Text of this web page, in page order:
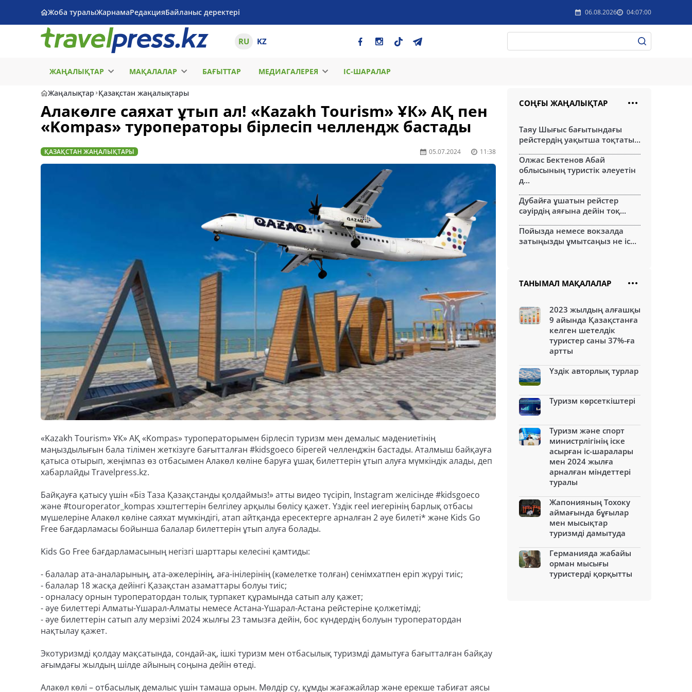
Жоба туралыЖарнамаРедакцияБайланыс деректері 06.08.2026 04:07:00
RU KZ
ЖАҢАЛЫҚТАР МАҚАЛАЛАР БАҒЫТТАР МЕДИАГАЛЕРЕЯ ІС-ШАРАЛАР
Жаңалықтар Қазақстан жаңалықтары
Алакөлге саяхат ұтып ал! «Kazakh Tourism» ҰК» АҚ пен
«Kompas» туроператоры бірлесіп челлендж бастады
ҚАЗАҚСТАН ЖАҢАЛЫҚТАРЫ 05.07.2024 11:38
«Kazakh Tourism» ҰК» АҚ «Kompas» туроператорымен бірлесіп туризм мен демалыс мәдениетінің
маңыздылығын бала тілімен жеткізуге бағытталған #kidsgoeco бірегей челленджін бастады. Аталмыш байқауға
қатыса отырып, жеңімпаз өз отбасымен Алакөл көліне баруға ұшақ билеттерін ұтып алуға мүмкіндік алады, деп
хабарлайды Travelpress.kz.
Байқауға қатысу үшін «Біз Таза Қазақстанды қолдаймыз!» атты видео түсіріп, Instagram желісінде #kidsgoeco
және #touroperator_kompas хэштегтерін белгілеу арқылы бөлісу қажет. Үздік reel иегерінің барлық отбасы
мүшелеріне Алакөл көліне саяхат мүмкіндігі, атап айтқанда ересектерге арналған 2 әуе билеті* және Kids Go
Free бағдарламасы бойынша балалар билеттерін ұтып алуға болады.
Kids Go Free бағдарламасының негізгі шарттары келесіні қамтиды:
- балалар ата-аналарының, ата-әжелерінің, аға-інілерінің (кәмелетке толған) сенімхатпен еріп жүруі тиіс;
- балалар 18 жасқа дейінгі Қазақстан азаматтары болуы тиіс;
- орналасу орнын туроператордан толық турпакет құрамында сатып алу қажет;
- әуе билеттері Алматы-Үшарал-Алматы немесе Астана-Үшарал-Астана рейстеріне қолжетімді;
- әуе билеттерін сатып алу мерзімі 2024 жылғы 23 тамызға дейін, бос күндердің болуын туроператордан
нақтылау қажет.
Экотуризмді қолдау мақсатында, сондай-ақ, ішкі туризм мен отбасылық туризмді дамытуға бағытталған байқау
ағымдағы жылдың шілде айының соңына дейін өтеді.
Алакөл көлі – отбасылық демалыс үшін тамаша орын. Мөлдір су, құмды жағажайлар және ерекше табиғат аясы
СОҢҒЫ ЖАҢАЛЫҚТАР
Таяу Шығыс бағытындағы
рейстердің уақытша тоқтаты...
Олжас Бектенов Абай
облысының туристік әлеуетін
д...
Дубайға ұшатын рейстер
сәуірдің аяғына дейін тоқ...
Пойызда немесе вокзалда
затыңызды ұмытсаңыз не іс...
ТАНЫМАЛ МАҚАЛАЛАР
2023 жылдың алғашқы
9 айында Қазақстанға
келген шетелдік
туристер саны 37%-ға
артты
Үздік авторлық турлар
Туризм көрсеткіштері
Туризм және спорт
министрлігінің іске
асырған іс-шаралары
мен 2024 жылға
арналған міндеттері
туралы
Жапонияның Тохоку
аймағында бұғылар
мен мысықтар
туризмді дамытуда
Германияда жабайы
орман мысығы
туристерді қорқытты